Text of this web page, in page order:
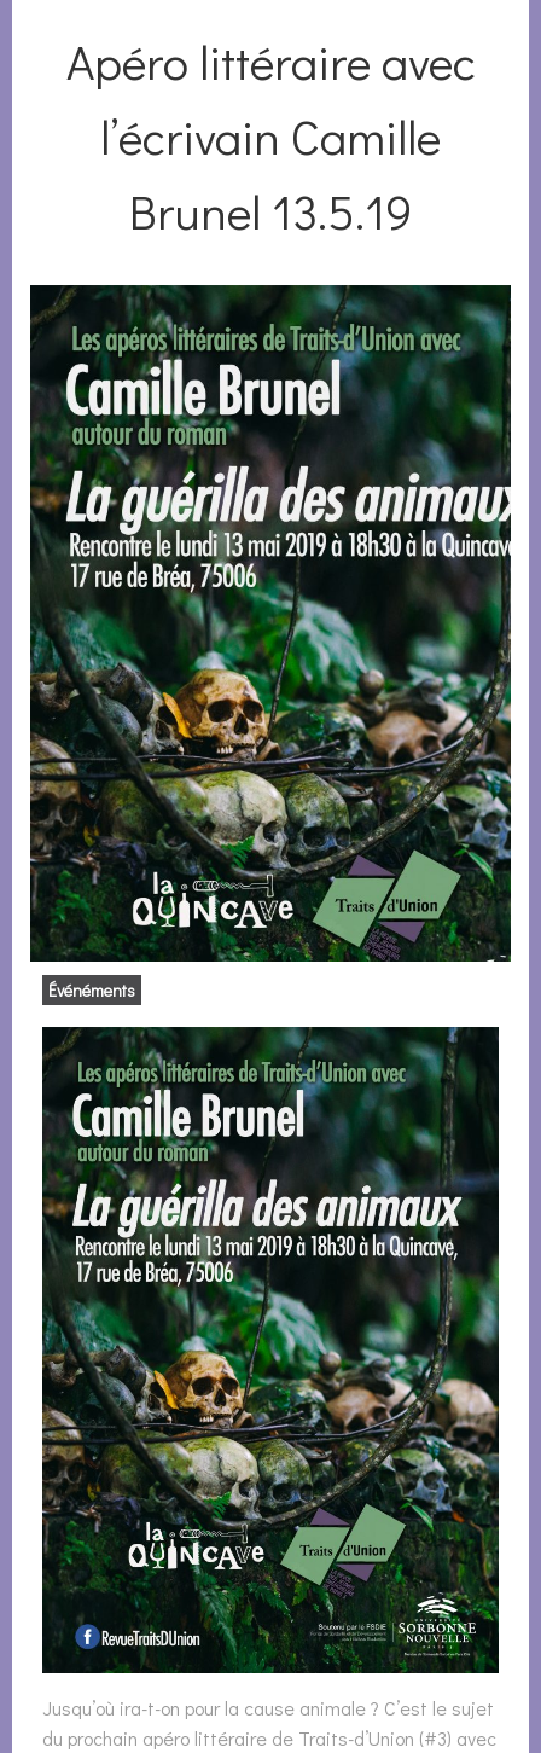
Apéro littéraire avec
l’écrivain Camille
Brunel 13.5.19
Événéments
Jusqu’où ira-t-on pour la cause animale ? C’est le sujet
du prochain apéro littéraire de Traits-d’Union (#3) avec